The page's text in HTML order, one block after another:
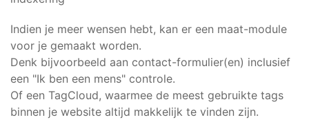
Indien je meer wensen hebt, kan er een maat-module
voor je gemaakt worden.
Denk bijvoorbeeld aan contact-formulier(en) inclusief
een "Ik ben een mens" controle.
Of een TagCloud, waarmee de meest gebruikte tags
binnen je website altijd makkelijk te vinden zijn.